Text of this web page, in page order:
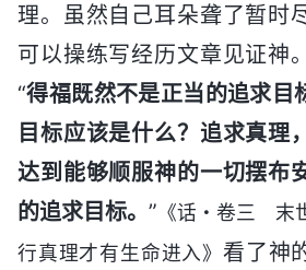
理。虽然自己耳朵聋了暂时
可以操练写经历文章见证神
“得福既然不是正当的追求目
目标应该是什么？追求真理
达到能够顺服神的一切摆布
的追求目标。 ” 《话・卷三 末
行真理才有生命进入》 看了神